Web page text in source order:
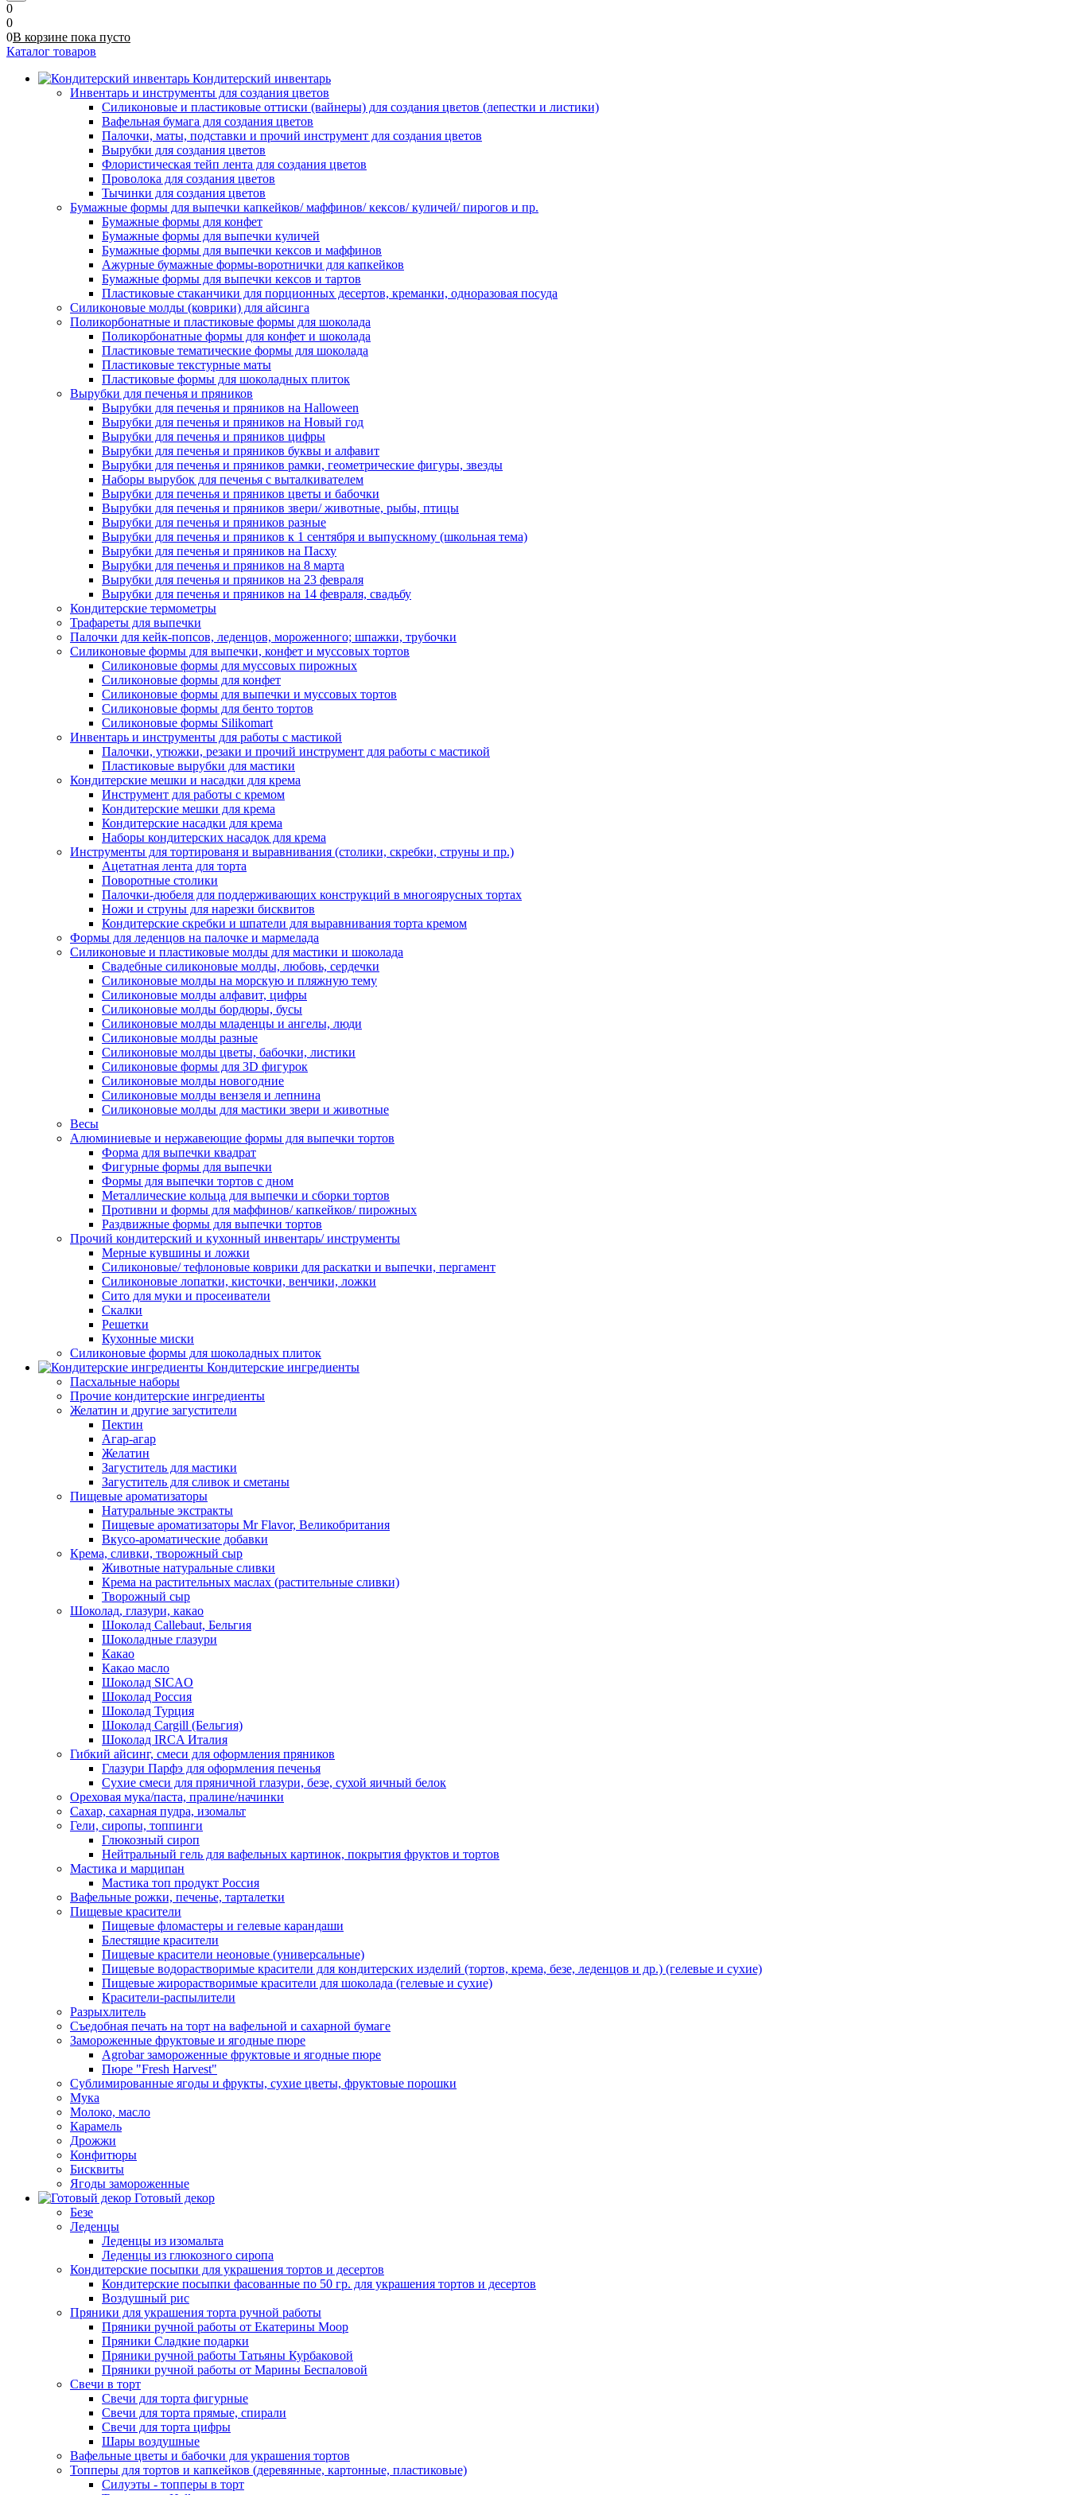
0
0
0В корзине пока пусто
Каталог товаров
Кондитерский инвентарь
Инвентарь и инструменты для создания цветов
Силиконовые и пластиковые оттиски (вайнеры) для создания цветов (лепестки и листики)
Вафельная бумага для создания цветов
Палочки, маты, подставки и прочий инструмент для создания цветов
Вырубки для создания цветов
Флористическая тейп лента для создания цветов
Проволока для создания цветов
Тычинки для создания цветов
Бумажные формы для выпечки капкейков/ маффинов/ кексов/ куличей/ пирогов и пр.
Бумажные формы для конфет
Бумажные формы для выпечки куличей
Бумажные формы для выпечки кексов и маффинов
Ажурные бумажные формы-воротнички для капкейков
Бумажные формы для выпечки кексов и тартов
Пластиковые стаканчики для порционных десертов, креманки, одноразовая посуда
Силиконовые молды (коврики) для айсинга
Поликорбонатные и пластиковые формы для шоколада
Поликорбонатные формы для конфет и шоколада
Пластиковые тематические формы для шоколада
Пластиковые текстурные маты
Пластиковые формы для шоколадных плиток
Вырубки для печенья и пряников
Вырубки для печенья и пряников на Halloween
Вырубки для печенья и пряников на Новый год
Вырубки для печенья и пряников цифры
Вырубки для печенья и пряников буквы и алфавит
Вырубки для печенья и пряников рамки, геометрические фигуры, звезды
Наборы вырубок для печенья с выталкивателем
Вырубки для печенья и пряников цветы и бабочки
Вырубки для печенья и пряников звери/ животные, рыбы, птицы
Вырубки для печенья и пряников разные
Вырубки для печенья и пряников к 1 сентября и выпускному (школьная тема)
Вырубки для печенья и пряников на Пасху
Вырубки для печенья и пряников на 8 марта
Вырубки для печенья и пряников на 23 февраля
Вырубки для печенья и пряников на 14 февраля, свадьбу
Кондитерские термометры
Трафареты для выпечки
Палочки для кейк-попсов, леденцов, мороженного; шпажки, трубочки
Силиконовые формы для выпечки, конфет и муссовых тортов
Силиконовые формы для муссовых пирожных
Силиконовые формы для конфет
Силиконовые формы для выпечки и муссовых тортов
Силиконовые формы для бенто тортов
Силиконовые формы Silikomart
Инвентарь и инструменты для работы с мастикой
Палочки, утюжки, резаки и прочий инструмент для работы с мастикой
Пластиковые вырубки для мастики
Кондитерские мешки и насадки для крема
Инструмент для работы с кремом
Кондитерские мешки для крема
Кондитерские насадки для крема
Наборы кондитерских насадок для крема
Инструменты для тортированя и выравнивания (столики, скребки, струны и пр.)
Ацетатная лента для торта
Поворотные столики
Палочки-дюбеля для поддерживающих конструкций в многоярусных тортах
Ножи и струны для нарезки бисквитов
Кондитерские скребки и шпатели для выравнивания торта кремом
Формы для леденцов на палочке и мармелада
Силиконовые и пластиковые молды для мастики и шоколада
Свадебные силиконовые молды, любовь, сердечки
Силиконовые молды на морскую и пляжную тему
Силиконовые молды алфавит, цифры
Силиконовые молды бордюры, бусы
Силиконовые молды младенцы и ангелы, люди
Силиконовые молды разные
Силиконовые молды цветы, бабочки, листики
Силиконовые формы для 3D фигурок
Силиконовые молды новогодние
Силиконовые молды вензеля и лепнина
Силиконовые молды для мастики звери и животные
Весы
Алюминиевые и нержавеющие формы для выпечки тортов
Форма для выпечки квадрат
Фигурные формы для выпечки
Формы для выпечки тортов с дном
Металлические кольца для выпечки и сборки тортов
Противни и формы для маффинов/ капкейков/ пирожных
Раздвижные формы для выпечки тортов
Прочий кондитерский и кухонный инвентарь/ инструменты
Мерные кувшины и ложки
Силиконовые/ тефлоновые коврики для раскатки и выпечки, пергамент
Силиконовые лопатки, кисточки, венчики, ложки
Сито для муки и просеиватели
Скалки
Решетки
Кухонные миски
Силиконовые формы для шоколадных плиток
Кондитерские ингредиенты
Пасхальные наборы
Прочие кондитерские ингредиенты
Желатин и другие загустители
Пектин
Агар-агар
Желатин
Загуститель для мастики
Загуститель для сливок и сметаны
Пищевые ароматизаторы
Натуральные экстракты
Пищевые ароматизаторы Mr Flavor, Великобритания
Вкусо-ароматические добавки
Крема, сливки, творожный сыр
Животные натуральные сливки
Крема на растительных маслах (растительные сливки)
Творожный сыр
Шоколад, глазури, какао
Шоколад Callebaut, Бельгия
Шоколадные глазури
Какао
Какао масло
Шоколад SICAO
Шоколад Россия
Шоколад Турция
Шоколад Cargill (Бельгия)
Шоколад IRCA Италия
Гибкий айсинг, смеси для оформления пряников
Глазури Парфэ для оформления печенья
Сухие смеси для пряничной глазури, безе, сухой яичный белок
Ореховая мука/паста, пралине/начинки
Сахар, сахарная пудра, изомальт
Гели, сиропы, топпинги
Глюкозный сироп
Нейтральный гель для вафельных картинок, покрытия фруктов и тортов
Мастика и марципан
Мастика топ продукт Россия
Вафельные рожки, печенье, тарталетки
Пищевые красители
Пищевые фломастеры и гелевые карандаши
Блестящие красители
Пищевые красители неоновые (универсальные)
Пищевые водорастворимые красители для кондитерских изделий (тортов, крема, безе, леденцов и др.) (гелевые и сухие)
Пищевые жирорастворимые красители для шоколада (гелевые и сухие)
Красители-распылители
Разрыхлитель
Съедобная печать на торт на вафельной и сахарной бумаге
Замороженные фруктовые и ягодные пюре
Agrobar замороженные фруктовые и ягодные пюре
Пюре "Fresh Harvest"
Сублимированные ягоды и фрукты, сухие цветы, фруктовые порошки
Мука
Молоко, масло
Карамель
Дрожжи
Конфитюры
Бисквиты
Ягоды замороженные
Готовый декор
Безе
Леденцы
Леденцы из изомальта
Леденцы из глюкозного сиропа
Кондитерские посыпки для украшения тортов и десертов
Кондитерские посыпки фасованные по 50 гр. для украшения тортов и десертов
Воздушный рис
Пряники для украшения торта ручной работы
Пряники ручной работы от Екатерины Моор
Пряники Сладкие подарки
Пряники ручной работы Татьяны Курбаковой
Пряники ручной работы от Марины Беспаловой
Свечи в торт
Свечи для торта фигурные
Свечи для торта прямые, спирали
Свечи для торта цифры
Шары воздушные
Вафельные цветы и бабочки для украшения тортов
Топперы для тортов и капкейков (деревянные, картонные, пластиковые)
Силуэты - топперы в торт